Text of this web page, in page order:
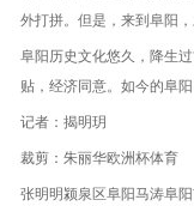
外打拼。但是，来到阜阳
阜阳历史文化悠久，降生
贴，经济同意。如今的阜
记者：揭明玥
裁剪：朱丽华欧洲杯体育
张明明颍泉区阜阳马涛阜